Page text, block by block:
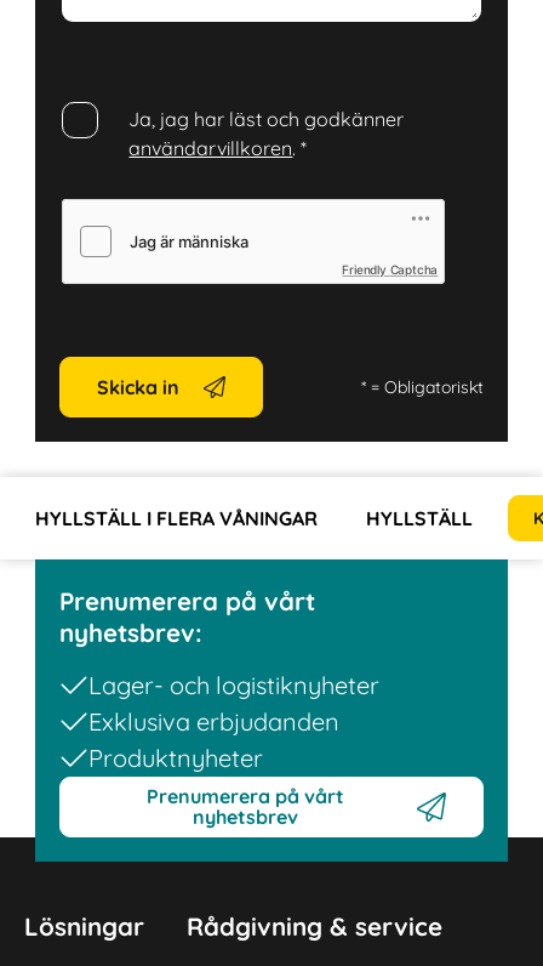
Ja, jag har läst och godkänner
användarvillkoren.*
Friendly Captcha
Skicka in *= Obligatoriskt
HYLLSTÄLL I FLERA VÅNINGAR HYLLSTÄLL
Prenumerera på vårt
nyhetsbrev:
Lager- och logistiknyheter
Exklusiva erbjudanden
Produktnyheter
Prenumerera på vårt
nyhetsbrev
Lösningar Rådgivning & service